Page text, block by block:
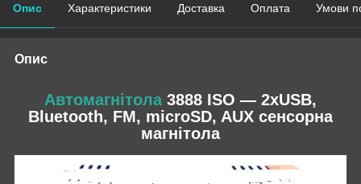
Опис Характеристики Доставка Оплата Умови
Опис
Автомагнітола 3888 ISO — 2xUSB,
Bluetooth, FM, microSD, AUX сенсорна
магнітола